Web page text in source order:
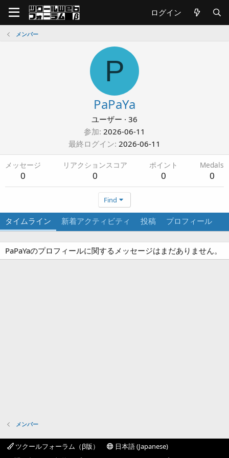
ログイン
メンバー
P
PaPaYa
ユーザー · 36
参加 2026-06-11
最終ログイン 2026-06-11
メッセージ
0
リアクションスコア
0
ポイント
0
Medals
0
Find
タイムライン 新着アクティビティ 投稿 プロフィール
PaPaYaのプロフィールに関するメッセージはまだありません。
メンバー
ツクールフォーラム（β版）
日本語 (Japanese)